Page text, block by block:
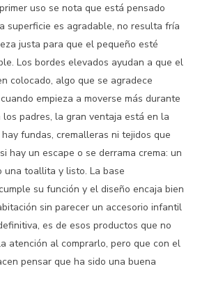
uso se nota que está pensado
superficie es agradable, no resulta fría
justa para que el pequeño esté
Los bordes elevados ayudan a que el
colocado, algo que se agradece
empieza a moverse más durante
los padres, la gran ventaja está en la
fundas, cremalleras ni tejidos que
hay un escape o se derrama crema: un
una toallita y listo. La base
su función y el diseño encaja bien
sin parecer un accesorio infantil
es de esos productos que no
atención al comprarlo, pero que con el
pensar que ha sido una buena